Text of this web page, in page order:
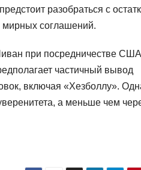
разобраться с
мирных соглашений.
при посредничестве США
частичный вывод
включая «Хезболлу».
а меньше чем